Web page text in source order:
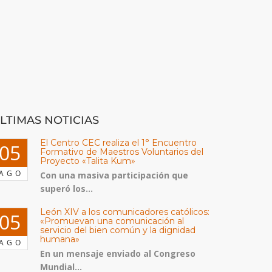
NOTICIAS
El Centro CEC realiza el 1° Encuentro
Formativo de Maestros Voluntarios del
Proyecto «Talita Kum»
Con una masiva participación que
superó los...
León XIV a los comunicadores católicos:
«Promuevan una comunicación al
servicio del bien común y la dignidad
humana»
En un mensaje enviado al Congreso
Mundial...